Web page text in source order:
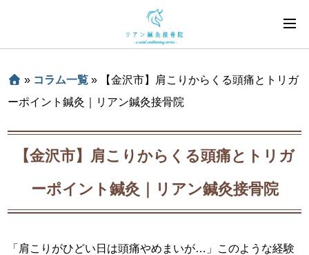
» コラム一覧 »
【金沢市】肩こりからくる頭痛とトリガ
ーポイント鍼灸｜リアン鍼灸接骨院
【金沢市】肩こりからくる頭痛とトリガ
ーポイント鍼灸｜リアン鍼灸接骨院
「肩こりがひどい日は頭痛やめまいが…」このような経験